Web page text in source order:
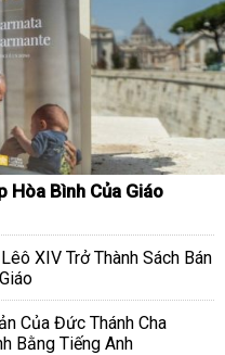
Hòa Bình Của Giáo
XIV Trở Thành Sách Bán
Của Đức Thánh Cha
Bằng Tiếng Anh